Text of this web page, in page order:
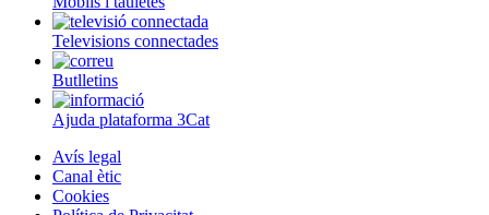
Televisions connectades
Butlletins
Ajuda plataforma 3Cat
Avís legal
Canal ètic
Cookies